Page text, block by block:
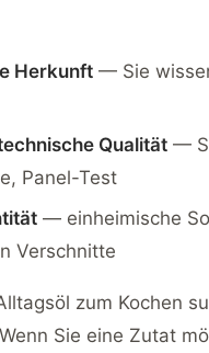
Herkunft— Sie
Qualität—
Panel-Test
— einheimische
Verschnitte
zum Kochen
Sie eine Zutat